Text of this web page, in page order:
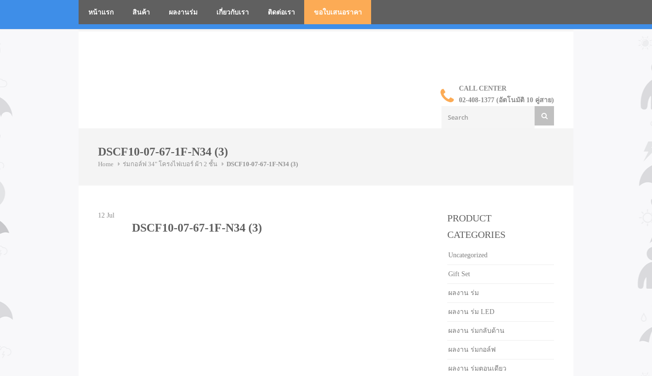
CALL CENTER
02-408-1377 (อัตโนมัติ 10 คู่สาย)
หน้าแรก สินค้า ผลงานร่ม เกี่ยวกับเรา ติดต่อเรา ขอใบเสนอราคา
DSCF10-07-67-1F-N34 (3)
Home ร่มกอล์ฟ 34" โครงไฟเบอร์ ผ้า 2 ชั้น DSCF10-07-67-1F-N34 (3)
12 Jul
DSCF10-07-67-1F-N34 (3)
PRODUCT
CATEGORIES
Uncategorized
Gift Set
ผลงาน ร่ม
ผลงาน ร่ม LED
ผลงาน ร่มกลับด้าน
ผลงาน ร่มกอล์ฟ
ผลงาน ร่มตอนเดียว
โรงงานร่มสกรีนโลโก้ ร่มพรีเมี่ยม ร่มตอนเดียว ร่มกอล์ฟ ร่มกลับด้าน ราคาส่ง